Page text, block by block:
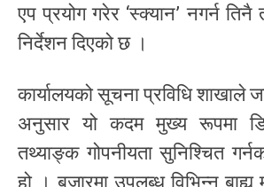
एप प्रयोग गरेर ‘स्क्यान’ नगर्न
निर्देशन दिएको छ ।
कार्यालयको सूचना प्रविधि शाखाले
अनुसार यो कदम मुख्य रूपमा
तथ्याङ्क गोपनीयता सुनिश्चित
हो । बजारमा उपलब्ध विभिन्न बाह्य